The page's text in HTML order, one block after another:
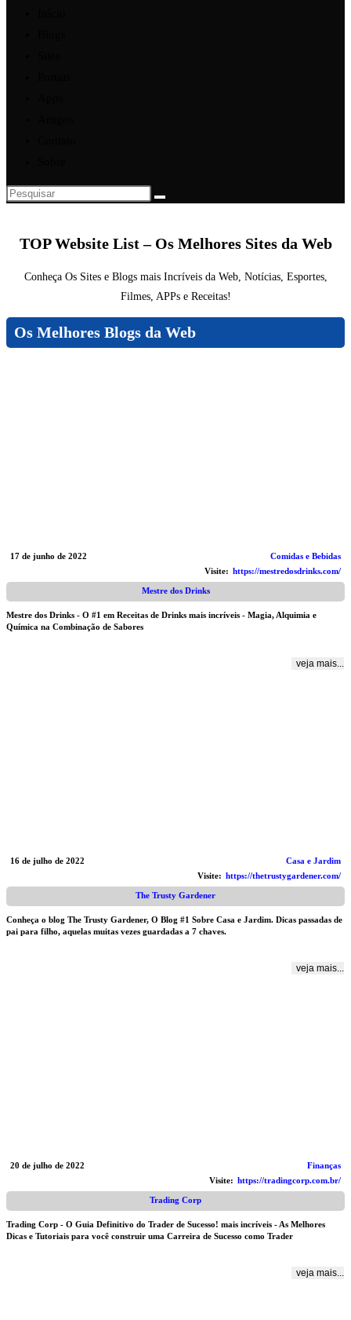
TOP Website List – Os Melhores Sites da Web
Conheça Os Sites e Blogs mais Incríveis da Web, Notícias, Esportes,
Filmes, APPs e Receitas!
Os Melhores Blogs da Web
17 de junho de 2022
Comidas e Bebidas
Visite: https://mestredosdrinks.com/
Mestre dos Drinks
Mestre dos Drinks - O #1 em Receitas de Drinks mais incríveis - Magia, Alquimia e
Química na Combinação de Sabores
veja mais...
16 de julho de 2022
Casa e Jardim
Visite: https://thetrustygardener.com/
The Trusty Gardener
Conheça o blog The Trusty Gardener, O Blog #1 Sobre Casa e Jardim. Dicas passadas de
pai para filho, aquelas muitas vezes guardadas a 7 chaves.
veja mais...
20 de julho de 2022
Finanças
Visite: https://tradingcorp.com.br/
Trading Corp
Trading Corp - O Guia Definitivo do Trader de Sucesso! mais incríveis - As Melhores
Dicas e Tutoriais para você construir uma Carreira de Sucesso como Trader
veja mais...